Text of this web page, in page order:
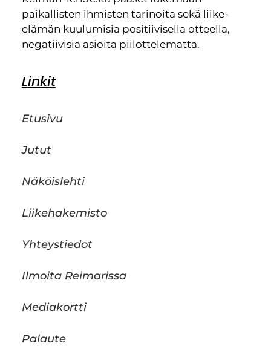
paikallisten ihmisten tarinoita sekä liike-
elämän kuulumisia positiivisella otteella,
negatiivisia asioita piilottelematta.
Linkit
Etusivu
Jutut
Näköislehti
Liikehakemisto
Yhteystiedot
Ilmoita Reimarissa
Mediakortti
Palaute